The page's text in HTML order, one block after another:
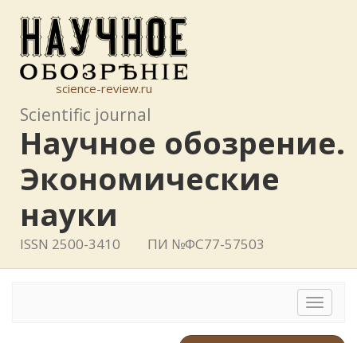
science-review.ru
Scientific journal
Научное обозрение.
Экономические
науки
ISSN 2500-3410 ПИ №ФС77-57503
Toggle